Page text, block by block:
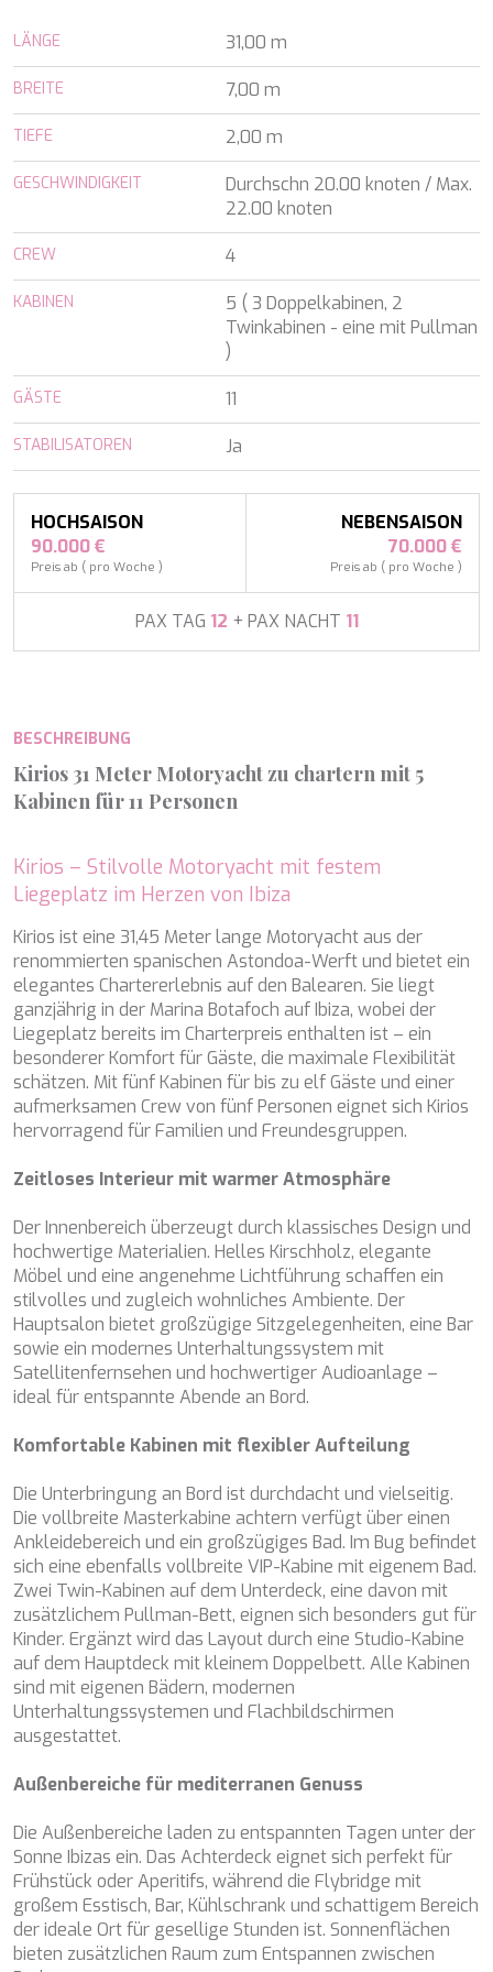
LÄNGE 31,00 m
BREITE 7,00 m
TIEFE 2,00 m
GESCHWINDIGKEIT
Durchschn 20.00 knoten / Max.
22.00 knoten
CREW 4
KABINEN
5 ( 3 Doppelkabinen, 2
Twinkabinen - eine mit Pullman
)
GÄSTE 11
STABILISATOREN Ja
HOCHSAISON
90.000 €
Preis ab ( pro Woche )
NEBENSAISON
70.000 €
Preis ab ( pro Woche )
PAX TAG 12 + PAX NACHT 11
BESCHREIBUNG
Kirios 31 Meter Motoryacht zu chartern mit 5
Kabinen für 11 Personen
Kirios – Stilvolle Motoryacht mit festem
Liegeplatz im Herzen von Ibiza
Kirios ist eine 31,45 Meter lange Motoryacht aus der
renommierten spanischen Astondoa-Werft und bietet ein
elegantes Chartererlebnis auf den Balearen. Sie liegt
ganzjährig in der Marina Botafoch auf Ibiza, wobei der
Liegeplatz bereits im Charterpreis enthalten ist – ein
besonderer Komfort für Gäste, die maximale Flexibilität
schätzen. Mit fünf Kabinen für bis zu elf Gäste und einer
aufmerksamen Crew von fünf Personen eignet sich Kirios
hervorragend für Familien und Freundesgruppen.
Zeitloses Interieur mit warmer Atmosphäre
Der Innenbereich überzeugt durch klassisches Design und
hochwertige Materialien. Helles Kirschholz, elegante
Möbel und eine angenehme Lichtführung schaffen ein
stilvolles und zugleich wohnliches Ambiente. Der
Hauptsalon bietet großzügige Sitzgelegenheiten, eine Bar
sowie ein modernes Unterhaltungssystem mit
Satellitenfernsehen und hochwertiger Audioanlage –
ideal für entspannte Abende an Bord.
Komfortable Kabinen mit flexibler Aufteilung
Die Unterbringung an Bord ist durchdacht und vielseitig.
Die vollbreite Masterkabine achtern verfügt über einen
Ankleidebereich und ein großzügiges Bad. Im Bug befindet
sich eine ebenfalls vollbreite VIP-Kabine mit eigenem Bad.
Zwei Twin-Kabinen auf dem Unterdeck, eine davon mit
zusätzlichem Pullman-Bett, eignen sich besonders gut für
Kinder. Ergänzt wird das Layout durch eine Studio-Kabine
auf dem Hauptdeck mit kleinem Doppelbett. Alle Kabinen
sind mit eigenen Bädern, modernen
Unterhaltungssystemen und Flachbildschirmen
ausgestattet.
Außenbereiche für mediterranen Genuss
Die Außenbereiche laden zu entspannten Tagen unter der
Sonne Ibizas ein. Das Achterdeck eignet sich perfekt für
Frühstück oder Aperitifs, während die Flybridge mit
großem Esstisch, Bar, Kühlschrank und schattigem Bereich
der ideale Ort für gesellige Stunden ist. Sonnenflächen
bieten zusätzlichen Raum zum Entspannen zwischen
ALENA
ALFA MARIO
ALICE
ALOIA 80
ALTEYA
ALVIUM
AMADA MIA
ANAVI
ANDILIS
ANETTA
ANGRA TOO
ANIMA MARIS
ANKA
ANNABEL II
ANOTHER ONE
ANTHEYA III
APHAEA
AQUA LIBRA
AQUAVISTA
AQUILA
ARAGO
ASLEC 4
ATLANTIC
AURA I
B.A.13
BABY I
BACCARAT
BAGHEERA
BARACUDA VALLETTA
BARRACUDA III
BELLEZZA
BELUGA
BENITA BLUE
BEST OFF
BEYOND
BLACK LION
BLACK PEARL
BLEU DE NIMES
BLUE TIME
CALA DI LUNA
CALADAN
CALMA
CALYPSO I
CANER IV
CAPRI I
CARMEN
CARPE DIEM
CHAKRA
CHAMPAGNE HIPPY
CHARADE
CHRISTINA O
CLASE AZUL
CLOUD ATLAS
CLOUD IX
CLOUDBREAK
CONSTANTER
CORE
CORNELIA
D5
DALMATINO
DAMARI
DANIDA
DANZAS
DARLIN
DAY OFF
Balearen
Indischer Ozean
Griechenland
Italien
Italien
Karibik & Bahamas
Kroatien
Griechenland
Karibik & Bahamas
Indischer Ozean
Balearen
Italien
Südostasien
Südpazifik
Karibik & Bahamas
Technik und Funktional
Diese Website verwendet eigene Cookies, um
Informationen zu sammeln, um unsere Dienste zu
verbessern. Wenn Sie weiter surfen, akzeptieren Sie deren
Installation. Der Benutzer hat die Möglichkeit, seinen
Browser zu konfigurieren und auf Wunsch zu verhindern,
dass er auf seiner Festplatte installiert wird, obwohl er
bedenken muss, dass dies zu Schwierigkeiten beim
Navigieren auf der Website führen kann.
Analytik und Anpassung
Verhaltens der Nutzer dieser Website. Die durch diese Art
von Cookies gesammelten Informationen werden
Benutzernavigationsprofile zu erstellen, um basierend auf
der Analyse der Nutzungsdaten der Benutzer des Dienstes
Verbesserungen einzuführen. Sie ermöglichen es uns, die
Präferenzinformationen des Benutzers zu speichern, um
die Qualität unserer Dienstleistungen zu verbessern und
durch empfohlene Produkte ein besseres Erlebnis zu
bieten.
Marketing und Publizität
die Präferenzen und persönlichen Entscheidungen des
die Surfgewohnheiten auf der Website kennen und
Werbung in Bezug auf das Surfprofil des Benutzers
anzeigen.